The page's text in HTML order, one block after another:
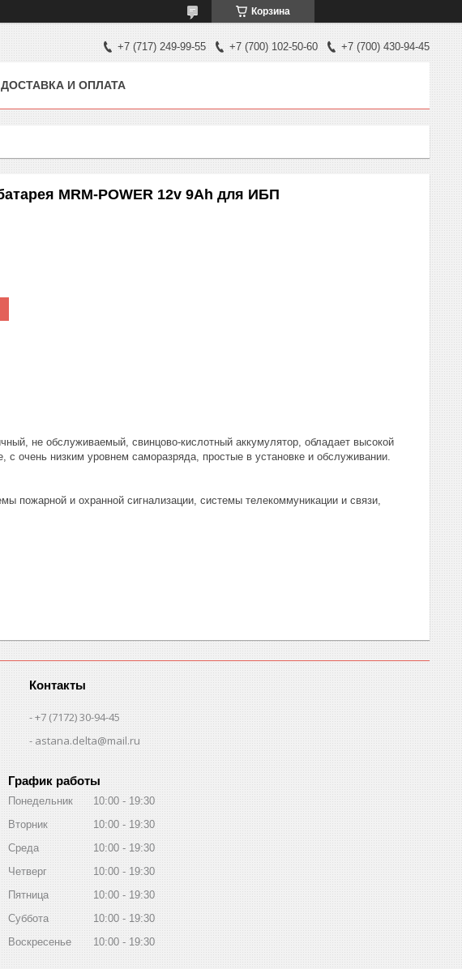
Корзина
+7 (717) 249-99-55 +7 (700) 102-50-60 +7 (700) 430-94-45
ДОСТАВКА И ОПЛАТА
MRM-POWER 12v 9Ah для ИБП
не обслуживаемый, свинцово-кислотный аккумулятор, обладает высокой
низким уровнем саморазряда, простые в установке и обслуживании.
пожарной и охранной сигнализации, системы телекоммуникации и связи,
Контакты
+7 (7172) 30-94-45
astana.delta@mail.ru
График работы
Понедельник 10:00
19:30
Вторник
10:00
19:30
Среда
10:00
19:30
Четверг
10:00
19:30
Пятница
10:00
19:30
Суббота
10:00
19:30
Воскресенье
10:00 19:30